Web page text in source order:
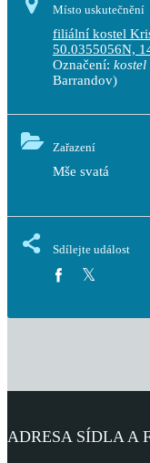
Místo uskutečnění
filiální kostel
50.0355056N,
Označení:
Barrandov)
Zařazení
Mše svatá
Sdílejte událost
ADRESA SÍDLA A